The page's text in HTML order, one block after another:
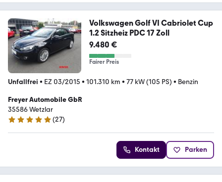
Volkswagen Golf VI Cabriolet Cup
1.2 Sitzheiz PDC 17 Zoll
9.480 €
Fairer Preis
Unfallfrei • EZ 03/2015 • 101.310 km • 77 kW (105 PS) • Benzin
Freyer Automobile GbR
35586 Wetzlar
5 Sterne
(27)
Kontakt Parken